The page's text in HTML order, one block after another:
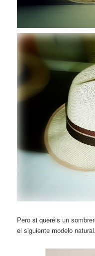
Pero si queréis un
el siguiente modelo natural.